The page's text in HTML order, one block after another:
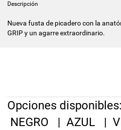
Descripción
Nueva fusta de picadero con la
GRIP y un agarre extraordinario.
Opciones disponibles:
NEGRO | AZUL |